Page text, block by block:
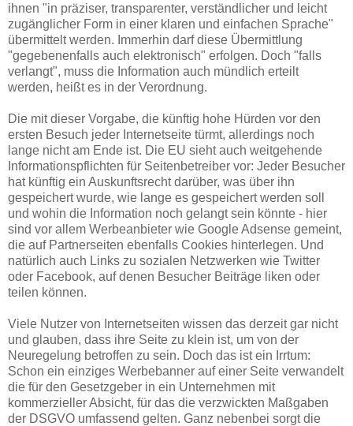
ihnen "in präziser, transparenter, verständlicher und leicht
zugänglicher Form in einer klaren und einfachen Sprache"
übermittelt werden. Immerhin darf diese Übermittlung
"gegebenenfalls auch elektronisch" erfolgen. Doch "falls
verlangt", muss die Information auch mündlich erteilt
werden, heißt es in der Verordnung.
Die mit dieser Vorgabe, die künftig hohe Hürden vor den
ersten Besuch jeder Internetseite türmt, allerdings noch
lange nicht am Ende ist. Die EU sieht auch weitgehende
Informationspflichten für Seitenbetreiber vor: Jeder Besucher
hat künftig ein Auskunftsrecht darüber, was über ihn
gespeichert wurde, wie lange es gespeichert werden soll
und wohin die Information noch gelangt sein könnte - hier
sind vor allem Werbeanbieter wie Google Adsense gemeint,
die auf Partnerseiten ebenfalls Cookies hinterlegen. Und
natürlich auch Links zu sozialen Netzwerken wie Twitter
oder Facebook, auf denen Besucher Beiträge liken oder
teilen können.
Viele Nutzer von Internetseiten wissen das derzeit gar nicht
und glauben, dass ihre Seite zu klein ist, um von der
Neuregelung betroffen zu sein. Doch das ist ein Irrtum:
Schon ein einziges Werbebanner auf einer Seite verwandelt
die für den Gesetzgeber in ein Unternehmen mit
kommerzieller Absicht, für das die verzwickten Maßgaben
der DSGVO umfassend gelten. Ganz nebenbei sorgt die